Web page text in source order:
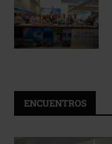
ENCUENTROS